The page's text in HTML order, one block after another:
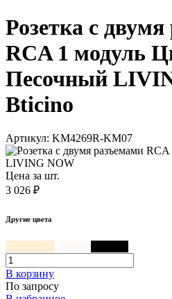
Розетка с
RCA 1 модуль
Песочный
Bticino
Артикул: KM4269R-KM07
Цена за шт.
3 026 ₽
Другие цвета
В корзинy
По запросу